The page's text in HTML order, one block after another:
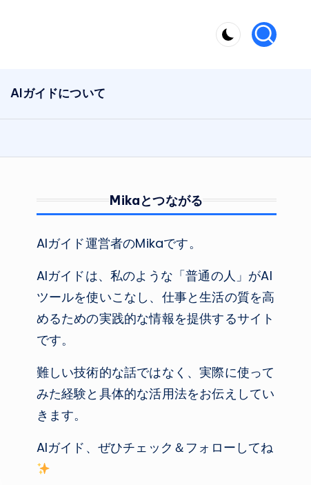
AIガイドについて
Mikaとつながる
AIガイド運営者のMikaです。
AIガイドは、私のような「普通の人」がAI
ツールを使いこなし、仕事と生活の質を高
めるための実践的な情報を提供するサイト
です。
難しい技術的な話ではなく、実際に使って
みた経験と具体的な活用法をお伝えしてい
きます。
AIガイド、ぜひチェック＆フォローしてね